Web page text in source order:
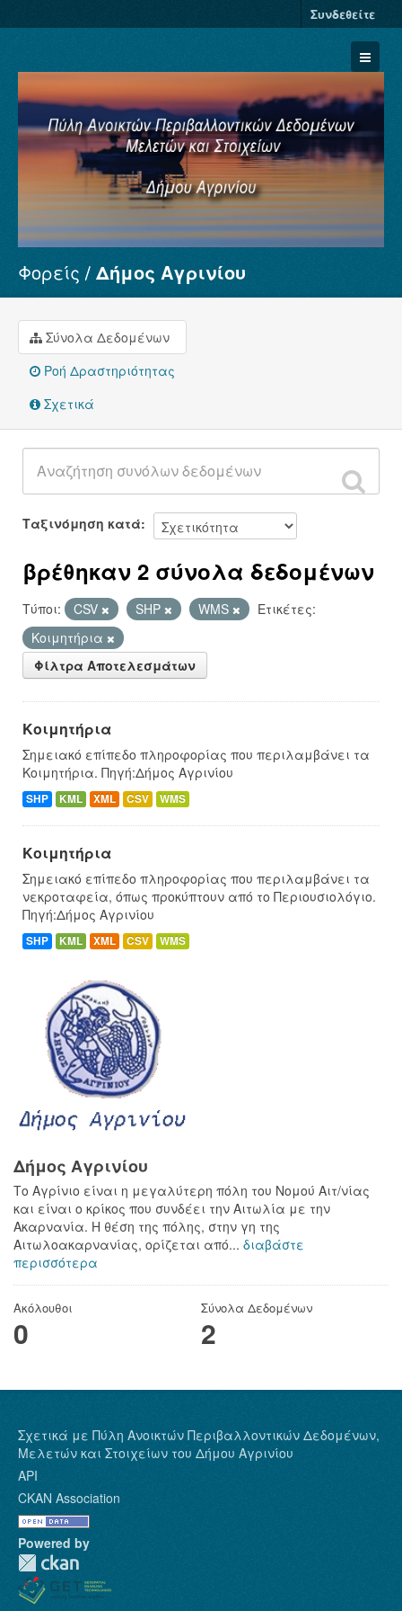
Συνδεθείτε
Σύνολα Δεδομένων
Φορείς
Ομάδες
Σχετικά
Φορείς Δήμος Αγρινίου
Σύνολα Δεδομένων
Ροή Δραστηριότητας
Σχετικά
Ταξινόμηση κατά
βρέθηκαν 2 σύνολα δεδομένων
Τύποι: CSV SHP WMS
Ετικέτες:
Κοιμητήρια
Φίλτρα Αποτελεσμάτων
Κοιμητήρια
Σημειακό επίπεδο πληροφορίας που περιλαμβάνει τα
Κοιμητήρια. Πηγή:Δήμος Αγρινίου
SHP KML XML CSV WMS
Κοιμητήρια
Σημειακό επίπεδο πληροφορίας που περιλαμβάνει τα
νεκροταφεία, όπως προκύπτουν από το Περιουσιολόγιο.
Πηγή:Δήμος Αγρινίου
SHP KML XML CSV WMS
Δήμος Αγρινίου
Το Αγρίνιο είναι η μεγαλύτερη πόλη του Νομού Αιτ/νίας
και είναι ο κρίκος που συνδέει την Αιτωλία με την
Ακαρνανία. Η θέση της πόλης, στην γη της
Αιτωλοακαρνανίας, ορίζεται από... διαβάστε
περισσότερα
Ακόλουθοι
0
Σύνολα Δεδομένων
2
Σχετικά με Πύλη Ανοικτών Περιβαλλοντικών Δεδομένων,
Μελετών και Στοιχείων του Δήμου Αγρινίου
API
CKAN Association
Powered by